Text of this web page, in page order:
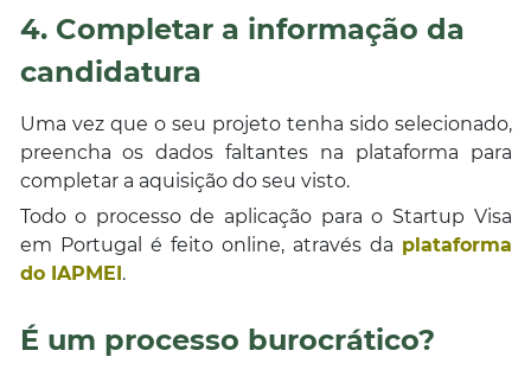
4. Completar a informação da
candidatura
Uma vez que o seu projeto tenha sido selecionado,
preencha os dados faltantes na plataforma para
completar a aquisição do seu visto.
Todo o processo de aplicação para o Startup Visa
em Portugal é feito online, através da plataforma
do IAPMEI.
É um processo burocrático?